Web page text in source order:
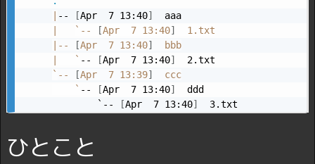
-- [Apr  7 13:40]
` -- [Apr  7 13:40]
-- [Apr  7 13:40]
` -- [Apr  7 13:40]
` -- [Apr  7 13:39]
  ccc
` -- [Apr  7 13:40]
  ddd
        `--
[Apr  7 13:40]
  3.txt
ひとこと